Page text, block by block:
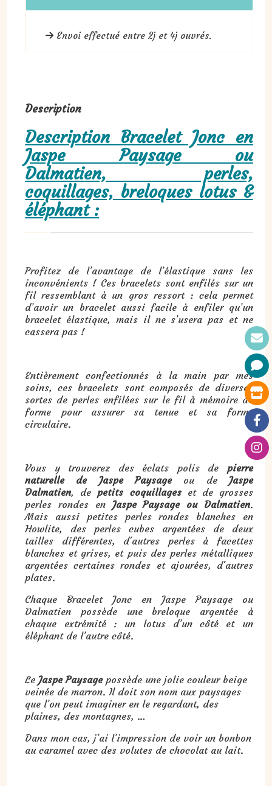
Envoi effectué entre 2j et 4j ouvrés.
Description
Description Bracelet Jonc en
Jaspe Paysage ou
Dalmatien, perles,
coquillages, breloques lotus &
éléphant :
Profitez de l’avantage de l’élastique sans les
inconvénients ! Ces bracelets sont enfilés sur un
fil ressemblant à un gros ressort : cela permet
d’avoir un bracelet aussi facile à enfiler qu’un
bracelet élastique, mais il ne s’usera pas et ne
cassera pas !
Entièrement confectionnés à la main par mes
soins, ces bracelets sont composés de diverses
sortes de perles enfilées sur le fil à mémoire de
forme pour assurer sa tenue et sa forme
circulaire.
Vous y trouverez des éclats polis de pierre
naturelle de Jaspe Paysageou de Jaspe
Dalmatien, de petits coquillageset de grosses
perles rondes enJaspe Paysage ou Dalmatien.
Mais aussi petites perles rondes blanches en
Howlite, des perles cubes argentées de deux
tailles différentes, d'autres perles à facettes
blanches et grises, et puis des perles métalliques
argentées certaines rondes et ajourées, d'autres
plates.
Chaque Bracelet Jonc en Jaspe Paysage ou
Dalmatien possède une breloque argentée à
chaque extrémité : un lotus d’un côté et un
éléphant de l’autre côté.
Le Jaspe Paysagepossède une jolie couleur beige
veinée de marron. Il doit son nom aux paysages
que l’on peut imaginer en le regardant, des
plaines, des montagnes, …
Dans mon cas, j’ai l’impression de voir un bonbon
au caramel avec des volutes de chocolat au lait.